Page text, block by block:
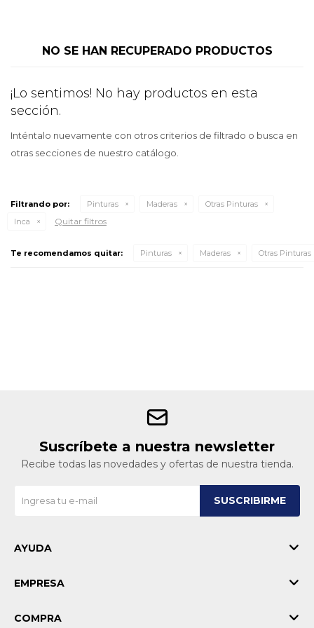
NO SE HAN RECUPERADO PRODUCTOS
¡Lo sentimos! No hay productos en esta
sección.
Inténtalo nuevamente con otros criterios de filtrado o busca en
otras secciones de nuestro catálogo.
Filtrando por: Pinturas Maderas
Otras Pinturas
Inca
Quitar filtros
Te recomendamos quitar: Pinturas Maderas Otras Pinturas
Suscríbete a nuestra newsletter
Recibe todas las novedades y ofertas de nuestra tienda.
SUSCRIBIRME
AYUDA
EMPRESA
COMPRA